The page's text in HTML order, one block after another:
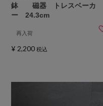
鉢 磁器 トレスベーカ
ー 24.3cm
再入荷
¥ 2,200 税込